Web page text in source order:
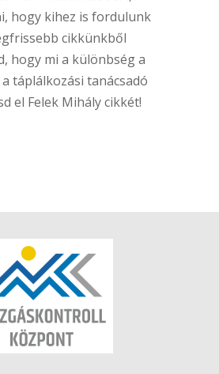
hogy kihez is fordulunk
cikkünkből
hogy mi a különbség a
táplálkozási tanácsadó
el Felek Mihály cikkét!